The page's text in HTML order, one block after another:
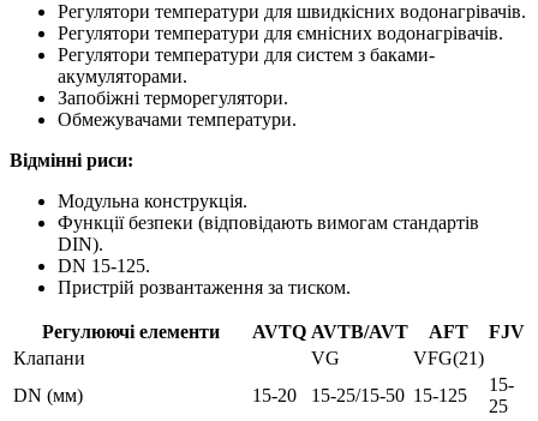
Регулятори температури для швидкісних водонагрівачів.
Регулятори температури для ємнісних водонагрівачів.
Регулятори температури для систем з баками-
акумуляторами.
Запобіжні терморегулятори.
Обмежувачами температури.
Відмінні риси:
Модульна конструкція.
Функції безпеки (відповідають вимогам стандартів
DIN).
DN 15-125.
Пристрій розвантаження за тиском.
Регулюючі елементи AVTQ AVTB/AVT AFT
FJV
Клапани
VG
VFG(21)
DN (мм)
15-20 15-25/15-50 15-125
15-
25